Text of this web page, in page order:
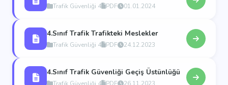
Trafik Güvenliği 4 PDF 01.01.2024
4.Sınıf Trafik Trafikteki Meslekler
Trafik Güvenliği 4 PDF 24.12.2023
4.Sınıf Trafik Güvenliği Geçiş Üstünlüğü
Trafik Güvenliği 4 PDF 26.11.2023